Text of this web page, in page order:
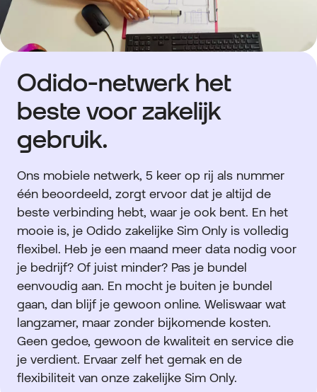
Odido-netwerk het
beste voor zakelijk
gebruik.
Ons mobiele netwerk, 5 keer op rij als nummer
één beoordeeld, zorgt ervoor dat je altijd de
beste verbinding hebt, waar je ook bent. En het
mooie is, je Odido zakelijke Sim Only is volledig
flexibel. Heb je een maand meer data nodig voor
je bedrijf? Of juist minder? Pas je bundel
eenvoudig aan. En mocht je buiten je bundel
gaan, dan blijf je gewoon online. Weliswaar wat
langzamer, maar zonder bijkomende kosten.
Geen gedoe, gewoon de kwaliteit en service die
je verdient. Ervaar zelf het gemak en de
flexibiliteit van onze zakelijke Sim Only.